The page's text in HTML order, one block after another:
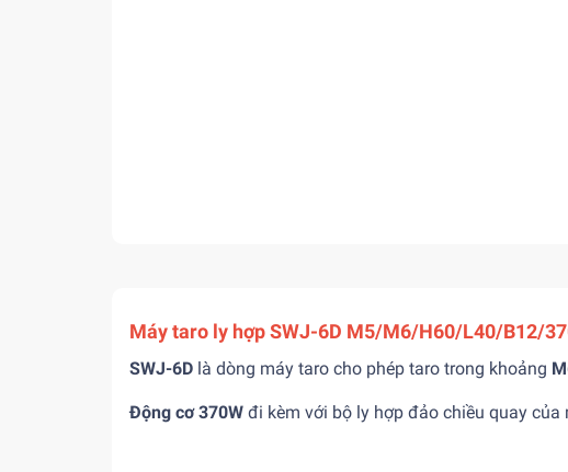
Máy taro ly hợp SWJ-6D M5/M6/H60/L40/B12/
SWJ-6D là dòng máy taro cho phép taro trong khoảng
Động cơ 370W đi kèm với bộ ly hợp đảo chiều quay